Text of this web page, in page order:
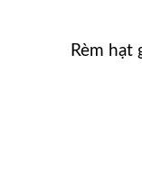
Rèm hạt